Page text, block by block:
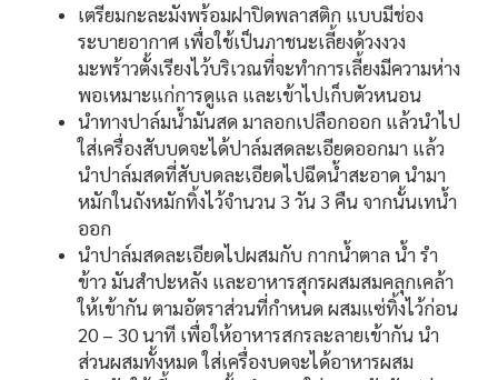
เตรียมกะละมังพร้อมฝาปิดพลาสติก แบบมีช่อง
ระบายอากาศ เพื่อใช้เป็นภาชนะเลี้ยงด้วงงวง
มะพร้าวตั้งเรียงไว้บริเวณที่จะทำการเลี้ยงมีความห่าง
พอเหมาะแก่การดูแล และเข้าไปเก็บตัวหนอน
นำทางปาล์มน้ำมันสด มาลอกเปลือกออก แล้วนำไป
ใส่เครื่องสับบดจะได้ปาล์มสดละเอียดออกมา แล้ว
นำปาล์มสดที่สับบดละเอียดไปฉีดน้ำสะอาด นำมา
หมักในถังหมักทิ้งไว้จำนวน 3 วัน 3 คืน จากนั้นเทน้ำ
ออก
นำปาล์มสดละเอียดไปผสมกับ กากน้ำตาล น้ำ รำ
ข้าว มันสำปะหลัง และอาหารสุกรผสมสมคลุกเคล้า
ให้เข้ากัน ตามอัตราส่วนที่กำหนด ผสมแซ่ทิ้งไว้ก่อน
20 – 30 นาที เพื่อให้อาหารสกรละลายเข้ากัน นำ
ส่วนผสมทั้งหมด ใส่เครื่องบดจะได้อาหารผสม